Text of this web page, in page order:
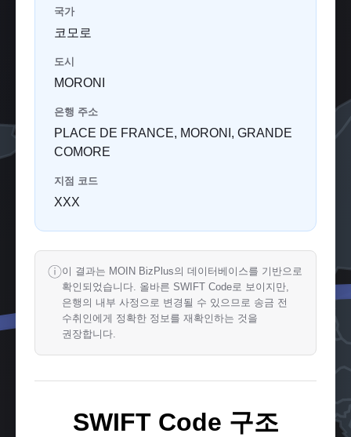
국가
코모로
도시
MORONI
은행 주소
PLACE DE FRANCE, MORONI, GRANDE
COMORE
지점 코드
XXX
ⓘ이 결과는 MOIN BizPlus의 데이터베이스를 기반으로
확인되었습니다. 올바른 SWIFT Code로 보이지만,
은행의 내부 사정으로 변경될 수 있으므로 송금 전
수취인에게 정확한 정보를 재확인하는 것을
권장합니다.
SWIFT Code 구조